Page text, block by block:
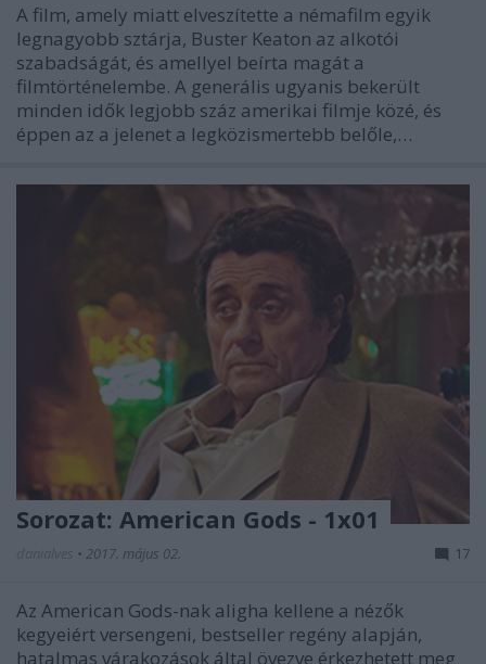
A film, amely miatt elveszítette a némafilm egyik
legnagyobb sztárja, Buster Keaton az alkotói
szabadságát, és amellyel beírta magát a
filmtörténelembe. A generális ugyanis bekerült
minden idők legjobb száz amerikai filmje közé, és
éppen az a jelenet a legközismertebb belőle,…
Sorozat: American Gods - 1x01
• 2017. május 02. 17
Az American Gods-nak aligha kellene a nézők
kegyeiért versengeni, bestseller regény alapján,
hatalmas várakozások által övezve érkezhetett meg